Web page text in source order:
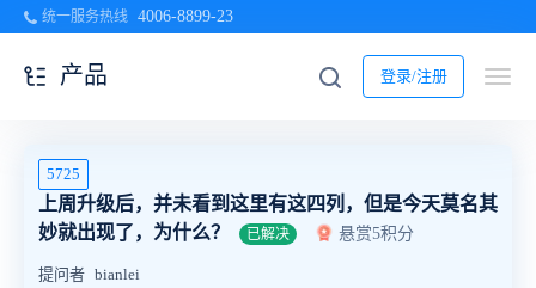
统一服务热线 4006-8899-23
登录/注册
产品
5725
上周升级后，并未看到这里有这四列，但是今天莫名其
妙就出现了，为什么？
已解决 悬赏5积分
提问者 bianlei